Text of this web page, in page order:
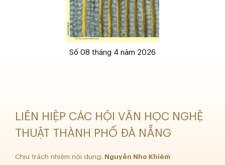
Số 08 tháng 4 năm 2026
LIÊN HIỆP CÁC HỘI VĂN HỌC NGHỆ
THUẬT THÀNH PHỐ ĐÀ NẴNG
Chịu trách nhiệm nội dung: Nguyễn Nho Khiêm